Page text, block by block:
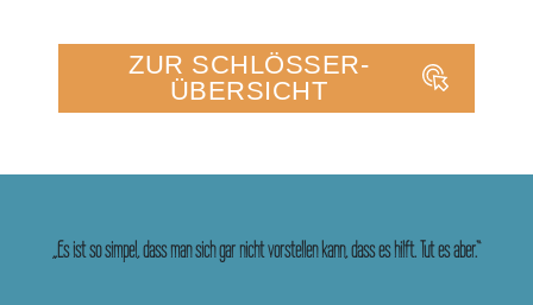
ZUR SCHLÖSSER-
ÜBERSICHT
„Es ist so simpel, dass man sich gar nicht vorstellen kann, dass es hilft. Tut es aber.“